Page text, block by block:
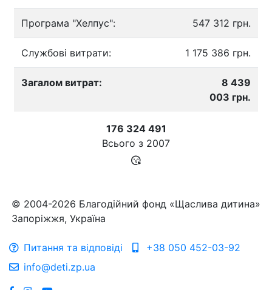
Програма "Хелпус": 547 312 грн.
Службові витрати: 1 175 386 грн.
Загалом витрат:
8 439
003 грн.
176 324 491
Всього з 2007
© 2004-2026 Благодійний фонд «Щаслива дитина»
Запоріжжя, Україна
Питання та відповіді
+38 050 452-03-92
info@deti.zp.ua